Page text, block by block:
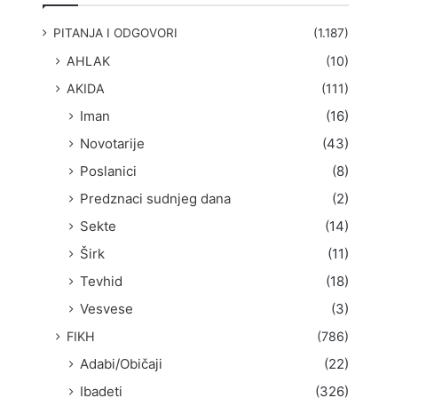
PITANJA I ODGOVORI (1.187)
AHLAK
(10)
AKIDA
(111)
Iman
(16)
Novotarije
(43)
Poslanici
(8)
Predznaci sudnjeg dana
(2)
Sekte
(14)
Širk
(11)
Tevhid
(18)
Vesvese
(3)
FIKH (786)
Adabi/Običaji
(22)
Ibadeti
(326)